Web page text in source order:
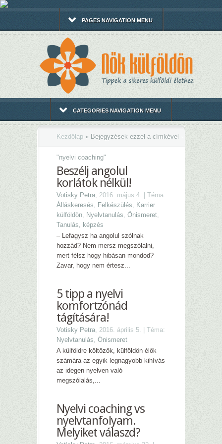
PAGES NAVIGATION MENU
CATEGORIES NAVIGATION MENU
Kezdőlap » Bejegyzések ezzel a címkével -
"nyelvi coaching"
Beszélj angolul
korlátok nélkül!
Votisky Petra, 2016. május 4. | Téma:
Álláskeresés, Felkészülés, Karrier
külföldön, Nyelvtanulás, Önismeret,
Tanulás, képzés
– Lefagysz ha angolul szólnak
hozzád? Nem mersz megszólalni,
mert félsz hogy hibásan mondod?
Zavar, hogy nem értesz...
5 tipp a nyelvi
komfortzónád
tágítására!
Votisky Petra, 2016. április 5. | Téma:
Nyelvtanulás, Önismeret
A külföldre költözők, külföldön élők
számára az egyik legnagyobb kihívás
az idegen nyelven való
megszólalás,...
Nyelvi coaching vs
nyelvtanfolyam.
Melyiket válaszd?